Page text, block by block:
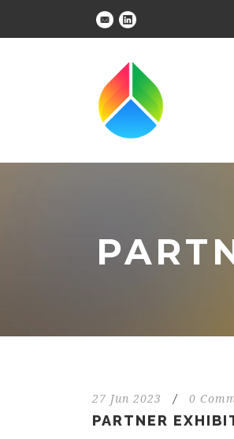
27 Jun 2023 / 0
PARTNER